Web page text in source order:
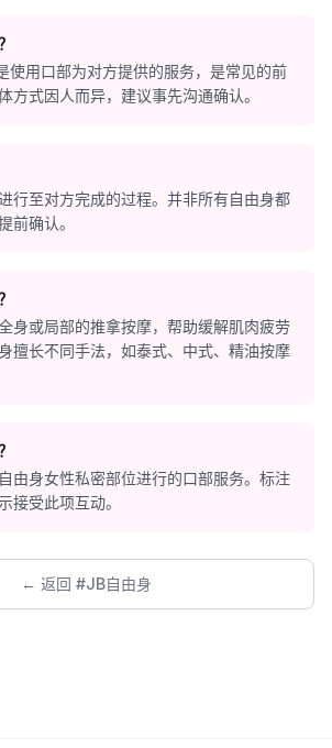
使用口部为对方提供的服务，是常见的前
方式因人而异，建议事先沟通确认。
行至对方完成的过程。并非所有自由身都
前确认。
身或局部的推拿按摩，帮助缓解肌肉疲劳
擅长不同手法，如泰式、中式、精油按摩
由身女性私密部位进行的口部服务。标注
接受此项互动。
← 返回 #JB自由身